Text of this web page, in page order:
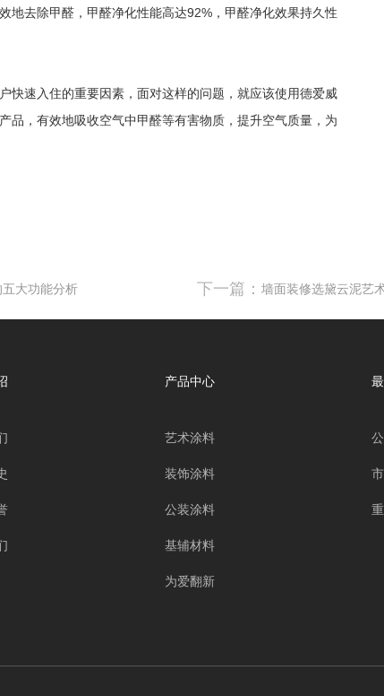
地去除甲醛，甲醛净化性能高达92%，甲醛净化效果持久性
快速入住的重要因素，面对这样的问题，就应该使用德爱威
品，有效地吸收空气中甲醛等有害物质，提升空气质量，为
大功能分析 下一篇： 墙面装修选黛云泥艺
产品中心
艺术涂料
装饰涂料
公装涂料
基辅材料
为爱翻新